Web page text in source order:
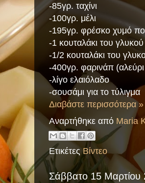
-85γρ. ταχίνι
-100γρ. μέλι
-195γρ. φρέσκο χυμό
-1 κουταλάκι του
-1/2 κουταλάκι του
-400γρ. φαρινάπ
-λίγο ελαιόλαδο
-σουσάμι για το τύλιγμα
Διαβάστε περισσότερα »
Αναρτήθηκε από Maria
ΕτικέτεςΒίντεο
Σάββατο 15 Μαρτίου